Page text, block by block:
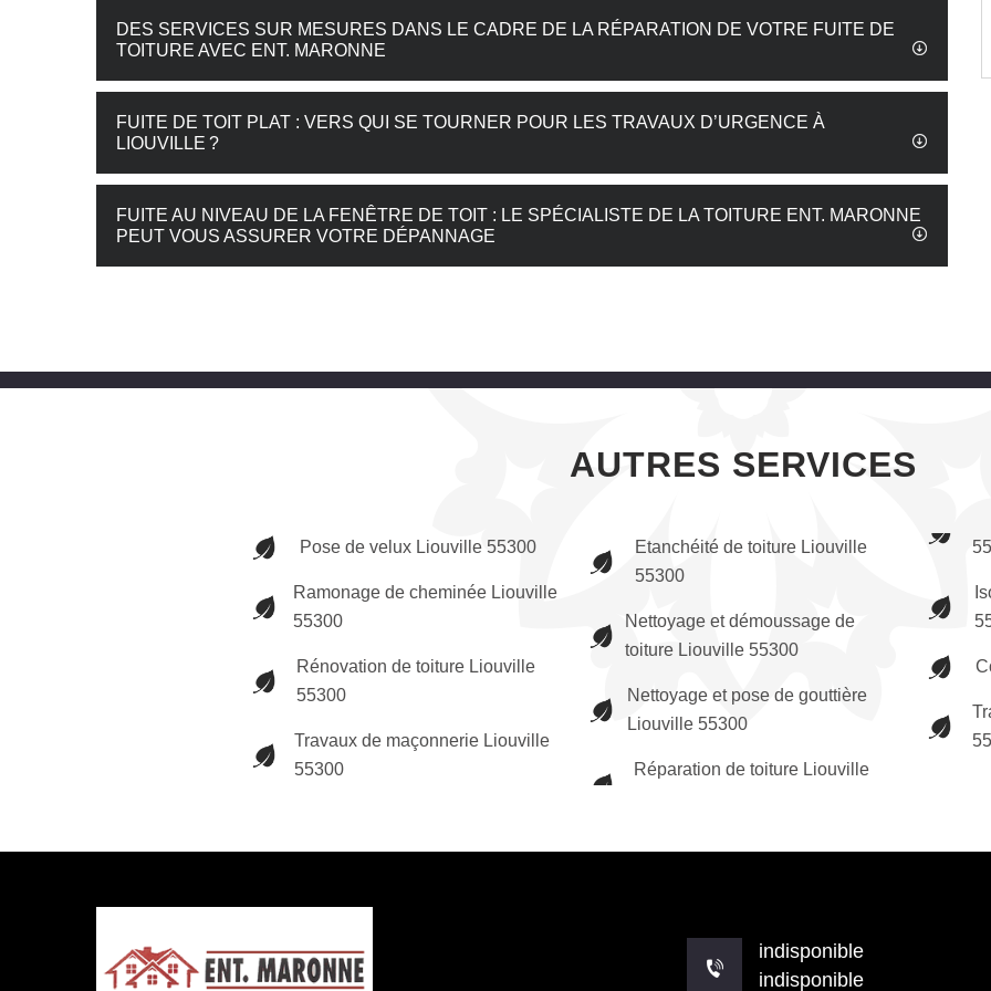
DES SERVICES SUR MESURES DANS LE CADRE DE LA RÉPARATION DE VOTRE FUITE DE
TOITURE AVEC ENT. MARONNE
FUITE DE TOIT PLAT : VERS QUI SE TOURNER POUR LES TRAVAUX D’URGENCE À
LIOUVILLE ?
FUITE AU NIVEAU DE LA FENÊTRE DE TOIT : LE SPÉCIALISTE DE LA TOITURE ENT. MARONNE
PEUT VOUS ASSURER VOTRE DÉPANNAGE
AUTRES SERVICES
Pose de velux Liouville 55300
Ramonage de cheminée Liouville
55300
Rénovation de toiture Liouville
55300
Travaux de maçonnerie Liouville
55300
Etanchéité de toiture Liouville
55300
Nettoyage et démoussage de
toiture Liouville 55300
Nettoyage et pose de gouttière
Liouville 55300
Réparation de toiture Liouville
indisponible
indisponible